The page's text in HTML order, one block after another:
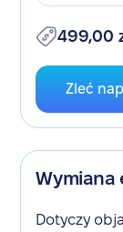
499,00
Zleć
Wymiana
Dotyczy